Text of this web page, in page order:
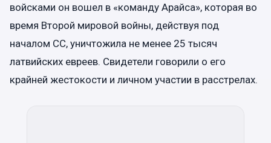
войсками он вошел в «команду Арайса», которая во
время Второй мировой войны, действуя под
началом СС, уничтожила не менее 25 тысяч
латвийских евреев. Свидетели говорили о его
крайней жестокости и личном участии в расстрелах.